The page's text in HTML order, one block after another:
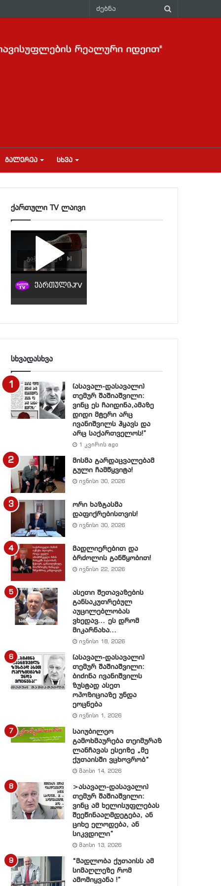
ᲒᲐᲚᲔᲠᲔᲐ ᲡᲮᲕᲐ
ქართული TV ლაივი
სხვადასხვა
(ასავალ-დასავალი)
თემურ შაშიაშვილი:
ვინც ეს ჩაიდინა,ამაზე
დიდი მტერი არც
ივანიშვილს ჰყავს და
არც საქართველოს!”
1 კვირის ago
მისმა გარდაცვალებამ
გული ჩამწყვიტა!
ივნისი 30, 2026
ორი ხაზგასმა
დაფიქრებისთვის!
ივნისი 30, 2026
მადლიერებით და
ბრძოლის განწყობით!
ივნისი 22, 2026
ასეთი შეთავაზების
განსაკუთრებულ
აუცილებლობას
ვხედავ… ეს დრომ
მიკარნახა…
ივნისი 18, 2026
(ასავალ-დასავალი)
თემურ შაშიაშვილი:
ბიძინა ივანიშვილს
ზუსტად ასეთ
ოპოზიციაზე უნდა
ეოცნება
ივნისი 1, 2026
საიუბილეო
გამოხმაურება თეიმურაზ
ლანჩავას ესეიზე „მე
ქუთაისში ვცხოვრობ“
მაისი 14, 2026
>ასავალ-დასავალი)
თემურ შაშიაშვილი:
ვინც ამ ხელისუფლებას
შეეწინააღმდეგება, ან
ციხე ელოდება, ან
სიკვდილი”
მაისი 13, 2026
“მადლობა ქუთაისს ამ
სიმაღლეზე რომ
ამომიყვანა !”